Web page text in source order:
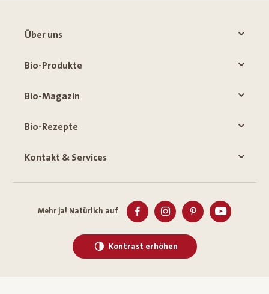
Über uns
Bio-Produkte
Bio-Magazin
Bio-Rezepte
Kontakt & Services
Mehr ja! Natürlich auf
Kontrast erhöhen